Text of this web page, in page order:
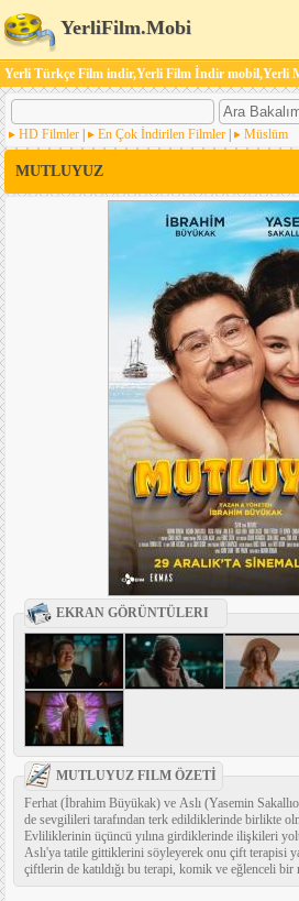
YerliFilm.Mobi
Yerli Türkçe Film indir,Yerli Film İndir mobil,Yerli
HD Filmler En Çok İndirilen Filmler Müslüm
MUTLUYUZ
EKRAN GÖRÜNTÜLERI
MUTLUYUZ FILM ÖZETİ
Ferhat (İbrahim Büyükak) ve Aslı (Yasemin
de sevgilileri tarafından terk edildiklerinde birlikte
Evliliklerinin üçüncü yılına girdiklerinde ilişkileri
Aslı'ya tatile gittiklerini söyleyerek onu çift terapisi
çiftlerin de katıldığı bu terapi, komik ve eğlenceli bir